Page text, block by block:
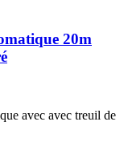
20m
avec avec treuil de